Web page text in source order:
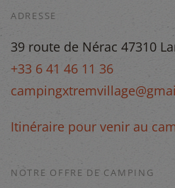
ADRESSE
39 route de Nérac 47310
+33 6 41 46 11 36
Itinéraire pour venir au
NOTRE OFFRE DE CAMPING